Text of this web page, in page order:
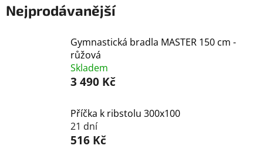
Nejprodávanější
Gymnastická bradla MASTER 150 cm -
růžová
Skladem
3 490 Kč
Příčka k ribstolu 300x100
21 dní
516 Kč